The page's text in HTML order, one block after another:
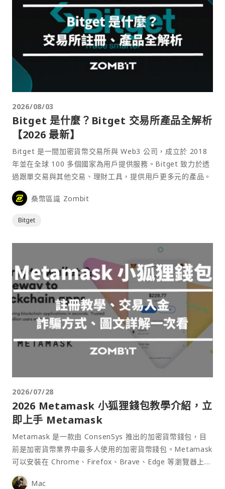
2026/08/03
Bitget 是什麼？Bitget 交易所產品全解析
【2026 最新】
Bitget 是一間加密貨幣交易所與 Web3 公司，成立於 2018
年並在全球 100 多個國家為用戶提供服務。Bitget 致力於透
過跟單交易與其他交易、理財工具，提供用戶更多元的產品。
桑幣區識 Zombit
Bitget
2026/07/28
2026 Metamask 小狐狸錢包教學介紹，立
即上手 Metamask
Metamask 是一款由 ConsenSys 推出的加密貨幣錢包，目
前是加密貨幣業界中最多人使用的加密貨幣錢包。Metamask
可以安裝在 Chrome、Firefox、Brave、Edge 等瀏覽器上作
為插件使用，具備許多功能且使用上非常方便。
Mac